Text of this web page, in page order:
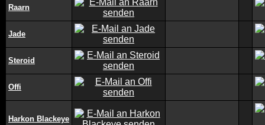
Raarn
Jade
Steroid
Offi
Harkon Blackeye